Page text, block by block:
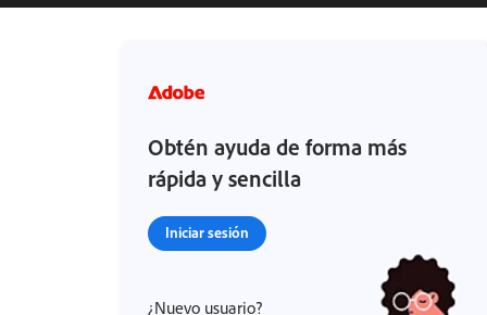
Obtén ayuda de forma más
rápida y sencilla
Iniciar sesión
¿Nuevo usuario?